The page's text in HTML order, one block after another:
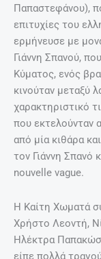
Παπαστεφάνου),
επιτυχίες του
ερμήνευσε με
Γιάννη Σπανού,
Κύματος, ενός
κινούταν μεταξύ
χαρακτηριστικό
που εκτελούνταν
από μία κιθάρα
τον Γιάννη Σπανό
nouvelle vague.
Η Καίτη Χωματά
Χρήστο Λεοντή,
Ηλέκτρα
είπε πολλά